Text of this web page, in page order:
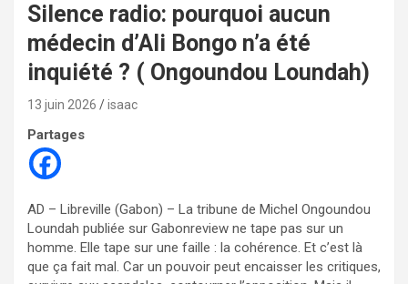
Silence radio: pourquoi aucun
médecin d’Ali Bongo n’a été
inquiété ? ( Ongoundou Loundah)
13 juin 2026 isaac
Partages
AD – Libreville (Gabon) – La tribune de Michel Ongoundou
Loundah publiée sur Gabonreview ne tape pas sur un
homme. Elle tape sur une faille : la cohérence. Et c’est là
que ça fait mal. Car un pouvoir peut encaisser les critiques,